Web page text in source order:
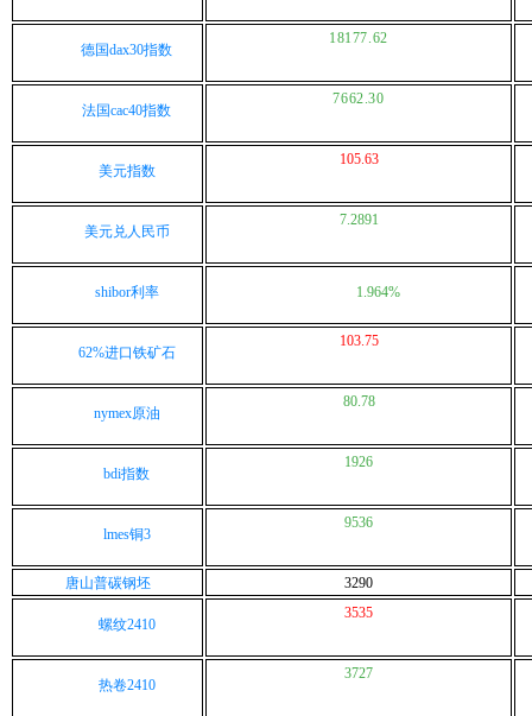
德国dax30指数
18177.62
法国cac40指数
7662.30
美元指数
105.63
美元兑人民币
7.2891
shibor利率 1.964%
62%进口铁矿石
103.75
nymex原油
80.78
bdi指数
1926
lmes铜3
9536
唐山普碳钢坯 3290
螺纹2410
3535
热卷2410
3727